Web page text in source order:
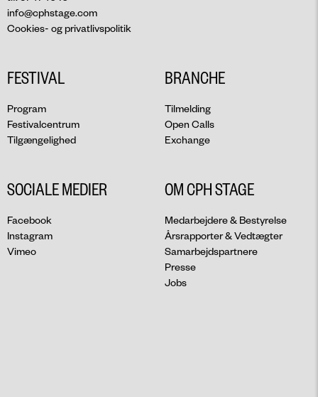
info@cphstage.com
Cookies- og privatlivspolitik
FESTIVAL
Program
Festivalcentrum
Tilgængelighed
BRANCHE
Tilmelding
Open Calls
Exchange
SOCIALE MEDIER
Facebook
Instagram
Vimeo
OM CPH STAGE
Medarbejdere & Bestyrelse
Årsrapporter & Vedtægter
Samarbejdspartnere
Presse
Jobs